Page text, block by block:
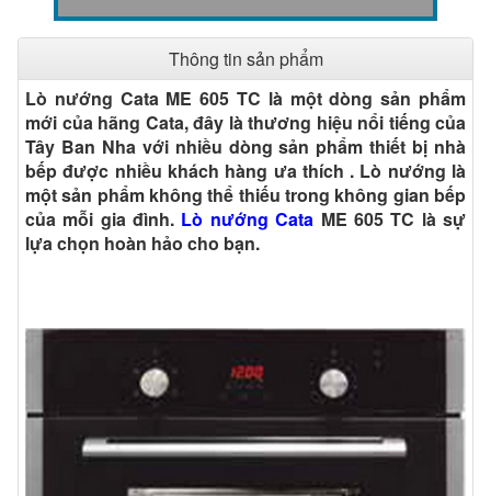
Thông tin sản phẩm
Lò nướng Cata ME 605 TC là một dòng sản phẩm
mới của hãng Cata, đây là thương hiệu nổi tiếng của
Tây Ban Nha với nhiều dòng sản phẩm thiết bị nhà
bếp được nhiều khách hàng ưa thích . Lò nướng là
một sản phẩm không thể thiếu trong không gian bếp
của mỗi gia đình. Lò nướng Cata ME 605 TC là sự
lựa chọn hoàn hảo cho bạn.